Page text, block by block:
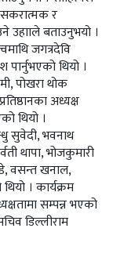
सकरात्मक र
उहााले बताउनुभयो ।
जगत्रदेवि
थियो ।
पोखरा थोक
अध्यक्ष
थियो ।
सुवेदी, भवनाथ
थापा, भोजकुमारी
वसन्त खनाल,
। कार्यक्रम
सम्पन्न भएको
डिल्लीराम